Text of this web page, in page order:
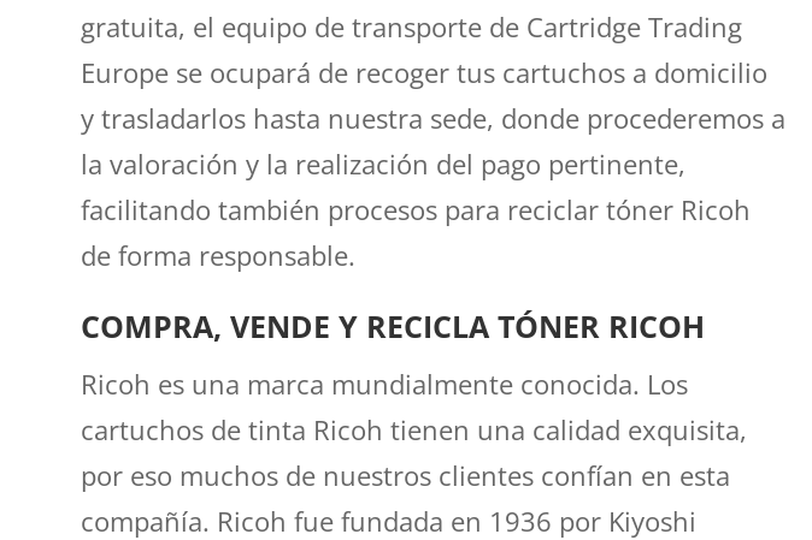
gratuita, el equipo de transporte de Cartridge Trading
Europe se ocupará de recoger tus cartuchos a domicilio
y trasladarlos hasta nuestra sede, donde procederemos a
la valoración y la realización del pago pertinente,
facilitando también procesos para reciclar tóner Ricoh
de forma responsable.
COMPRA, VENDE Y RECICLA TÓNER RICOH
Ricoh es una marca mundialmente conocida. Los
cartuchos de tinta Ricoh tienen una calidad exquisita,
por eso muchos de nuestros clientes confían en esta
compañía. Ricoh fue fundada en 1936 por Kiyoshi